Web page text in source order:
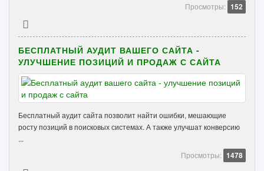
Просмотры: 152
БЕСПЛАТНЫЙ АУДИТ ВАШЕГО САЙТА -
УЛУЧШЕНИЕ ПОЗИЦИЙ И ПРОДАЖ С САЙТА
Бесплатный аудит сайта позволит найти ошибки, мешающие
росту позиций в поисковых системах. А также улучшат конверсию
...
Просмотры: 1478